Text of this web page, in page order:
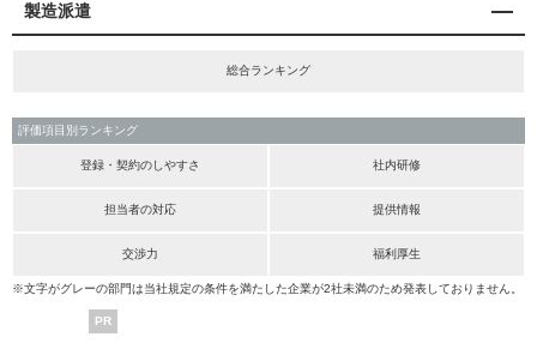
製造派遣
総合ランキング
評価項目別ランキング
登録・契約のしやすさ 社内研修
担当者の対応 提供情報
交渉力 福利厚生
※文字がグレーの部門は当社規定の条件を満たした企業が2社未満のため発表しておりません。
PR